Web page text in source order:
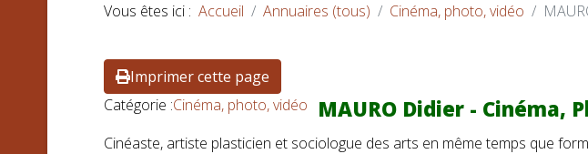
Vous êtes ici : Accueil Annuaires (tous) Cinéma, photo, vidéo
Imprimer cette page
Catégorie :Cinéma, photo, vidéo MAURO Didier - Cinéma,
Cinéaste, artiste plasticien et sociologue des arts en même temps que